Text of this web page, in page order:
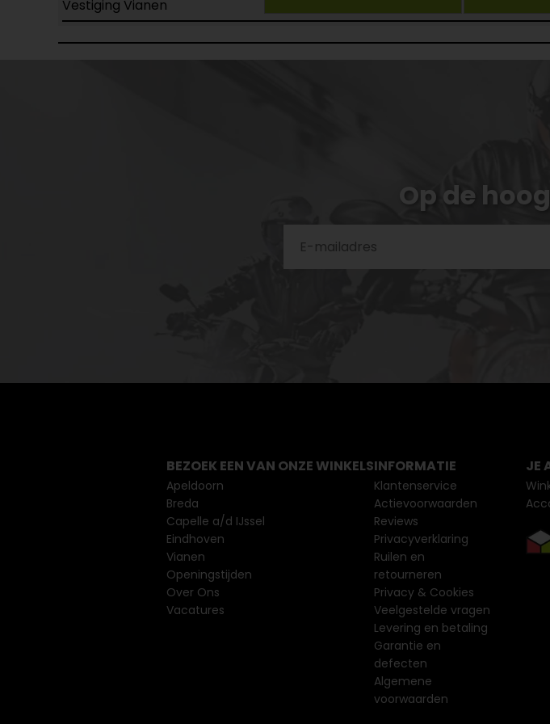
Vestiging Vianen
Op de
BEZOEK EEN VAN ONZE WINKELS
Apeldoorn
Breda
Capelle a/d IJssel
Eindhoven
Vianen
Openingstijden
Over Ons
Vacatures
INFORMATIE
Klantenservice
Actievoorwaarden
Reviews
Privacyverklaring
Ruilen en
retourneren
Privacy & Cookies
Veelgestelde vragen
Levering en betaling
Garantie en
defecten
Algemene
voorwaarden
JE